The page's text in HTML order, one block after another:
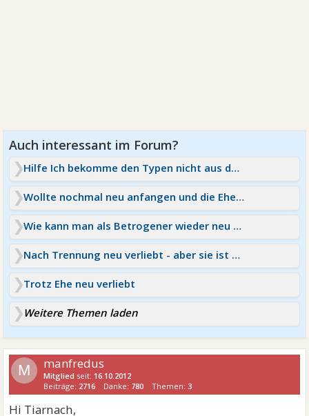
Hilfe Ich bekomme den Typen nicht aus den Kopf
Wollte nochmal neu anfangen und die Ehe retten
Wie kann man als Betrogener wieder neu anfangen?
Nach Trennung neu verliebt - aber sie ist verheiratet
Trotz Ehe neu verliebt
Weitere Themen laden
M manfredus
Mitglied seit: 16.10.2012
Beiträge: 2716 Danke: 780 Themen: 3
Hi Tiarnach,